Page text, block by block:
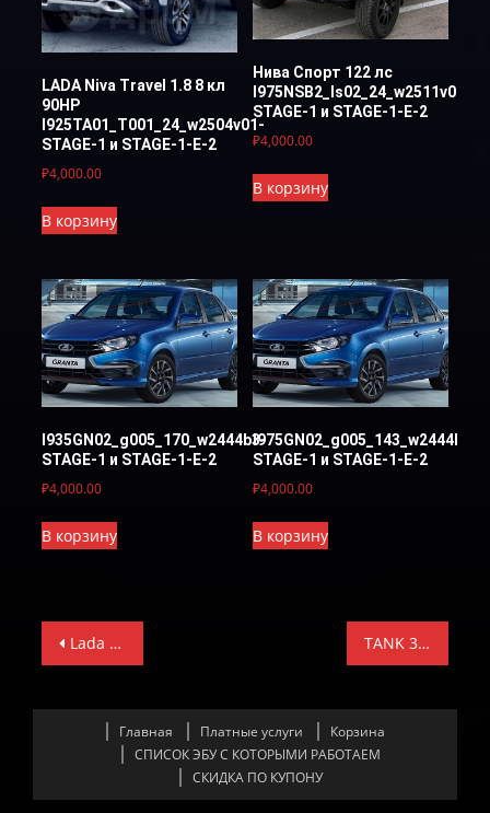
LADA Niva Travel 1.8 8 кл
90НР
I925TA01_T001_24_w2504v01-
STAGE-1 и STAGE-1-E-2
₽4,000.00
В корзину
Нива Спорт 122 лс
I975NSB2_ls02_24_w2511v02-
STAGE-1 и STAGE-1-E-2
₽4,000.00
В корзину
I935GN02_g005_170_w2444b3-
STAGE-1 и STAGE-1-E-2
₽4,000.00
В корзину
I975GN02_g005_143_w2444b3-
STAGE-1 и STAGE-1-E-2
₽4,000.00
В корзину
Навигация
записям
Lada Granta I975GA02_g005_143I_w2444b3-Immo-Off TANK 300 F01R00DP8B ZJ3207AS25 3612100XEC56 S013A01XKM03011-STAGE-1 И STAGE-1-E-2
Главная Платные услуги
Корзина
СПИСОК ЭБУ С КОТОРЫМИ РАБОТАЕМ
СКИДКА ПО КУПОНУ